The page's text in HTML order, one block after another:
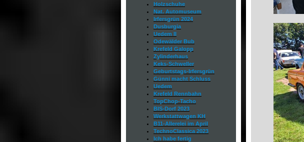
Holzschuhe
Nat. Automuseum
Irfersgrün 2024
Dusburgia
Uedem II
Odewälder Bub
Krefeld Galopp
Zylinderhaus
Keks-Schweller
Geburtstags-Irfersgrün
Günni macht Schluss
Uedem
Krefeld Rennbahn
TopChop-Tacho
BIS-Dorf 2023
Werkstattwagen KH
B11-Allerelei im April
TechnoClassica 2023
Ich habe fertig